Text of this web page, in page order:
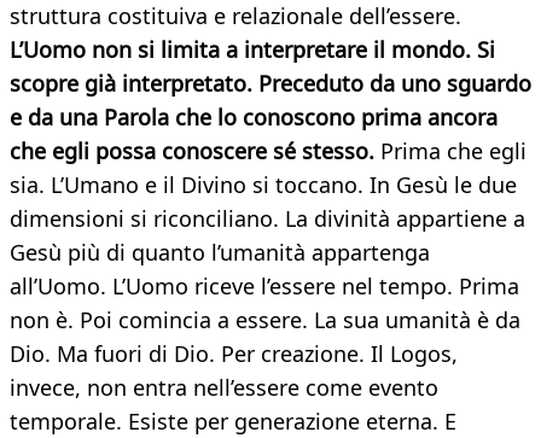
struttura costituiva e relazionale dell’essere.
L’Uomo non si limita a interpretare il mondo. Si
scopre già interpretato. Preceduto da uno sguardo
e da una Parola che lo conoscono prima ancora
che egli possa conoscere sé stesso. Prima che egli
sia. L’Umano e il Divino si toccano. In Gesù le due
dimensioni si riconciliano. La divinità appartiene a
Gesù più di quanto l’umanità appartenga
all’Uomo. L’Uomo riceve l’essere nel tempo. Prima
non è. Poi comincia a essere. La sua umanità è da
Dio. Ma fuori di Dio. Per creazione. Il Logos,
invece, non entra nell’essere come evento
temporale. Esiste per generazione eterna. E